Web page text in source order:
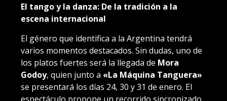
El tango y la danza: De la tradición a la
escena internacional
El género que identifica a la Argentina tendrá
varios momentos destacados. Sin dudas, uno de
los platos fuertes será la llegada de Mora
Godoy, quien junto a «La Máquina Tanguera»
se presentará los días 24, 30 y 31 de enero. El
espectáculo propone un recorrido sincronizado